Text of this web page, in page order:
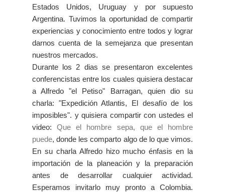
Estados Unidos, Uruguay y por supuesto
Argentina. Tuvimos la oportunidad de compartir
experiencias y conocimiento entre todos y lograr
darnos cuenta de la semejanza que presentan
nuestros mercados.
Durante los 2 dias se presentaron excelentes
conferencistas entre los cuales quisiera destacar
a Alfredo "el Petiso" Barragan, quien dio su
charla: "Expedición Atlantis, El desafío de los
imposibles". y quisiera compartir con ustedes el
video:Que el hombre sepa, que el hombre
puede, donde les comparto algo de lo que vimos.
En su charla Alfredo hizo mucho énfasis en la
importación de la planeación y la preparación
antes de desarrollar cualquier actividad.
Esperamos invitarlo muy pronto a Colombia.